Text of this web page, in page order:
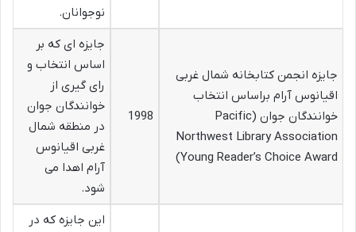
نوجوانان.
جایزه انجمن کتابخانه شمال غربی
اقیانوس آرام براساس انتخاب
خوانندگان جوان (Pacific
Northwest Library Association
Young Reader’s Choice Award)
1998
جایزه ای که بر
اساس انتخاب و
رای گیری از
خوانندگان جوان
در منطقه شمال
غربی اقیانوس
آرام اهدا می
شود.
این جایزه که در